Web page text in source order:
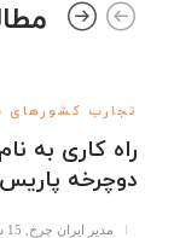
تجارب کشورهای
راه کاری به
دوچرخه پاریس
مدیر ایران چرخ 15 سال قبل